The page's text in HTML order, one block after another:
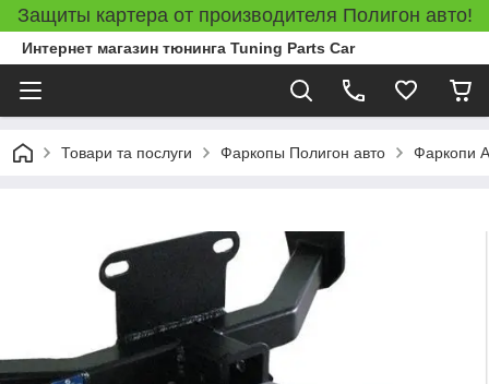
Защиты картера от производителя Полигон авто!
Интернет магазин тюнинга Tuning Parts Car
Товари та послуги Фаркопы Полигон авто Фаркопи